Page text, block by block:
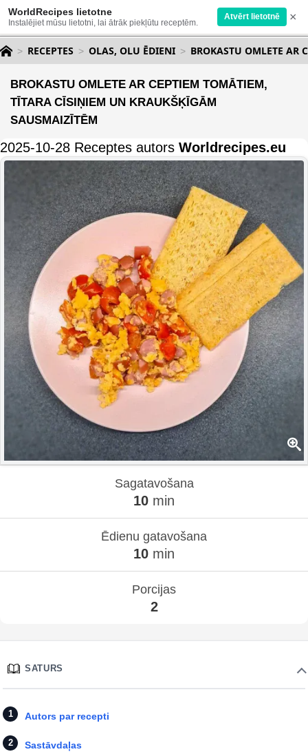
WorldRecipes lietotne
Instalējiet mūsu lietotni, lai ātrāk piekļūtu receptēm.
Atvērt lietotnē ×
RECEPTES OLAS, OLU ĒDIENI BROKASTU OMLETE AR
BROKASTU OMLETE AR CEPTIEM TOMĀTIEM,
TĪTARA CĪSIŅIEM UN KRAUKŠĶĪGĀM
SAUSMAIZĪTĒM
2025-10-28 Receptes autors Worldrecipes.eu
Sagatavošana
10 min
Ēdienu gatavošana
10 min
Porcijas
2
SATURS
Autors par recepti
Sastāvdaļas